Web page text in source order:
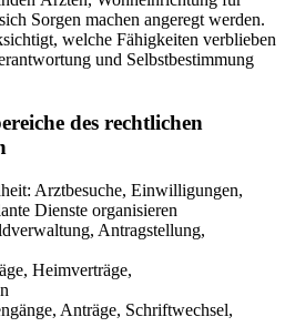
Sorgen machen angeregt werden.
welche Fähigkeiten verblieben
und Selbstbestimmung
des rechtlichen
Arztbesuche, Einwilligungen,
Dienste organisieren
Antragstellung,
Heimverträge,
Anträge, Schriftwechsel,